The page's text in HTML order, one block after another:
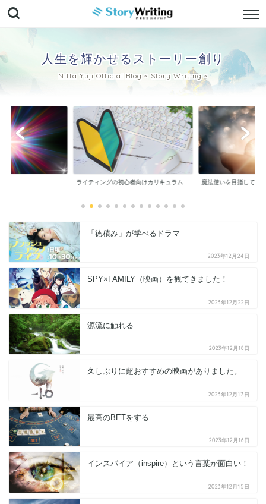
人生を輝かせるストーリー創り
Nitta Yuji Official Blog ~ Story Writing ~
ライティングの初心者向けカリキュラム 魔法使いを目指して
「徳積み」が学べるドラマ
2023年12月24日
SPY×FAMILY（映画）を観てきました！
2023年12月22日
源流に触れる
2023年12月18日
久しぶりに超おすすめの映画がありました。
2023年12月17日
最高のBETをする
2023年12月16日
インスパイア（inspire）という言葉が面白い！
2023年12月15日